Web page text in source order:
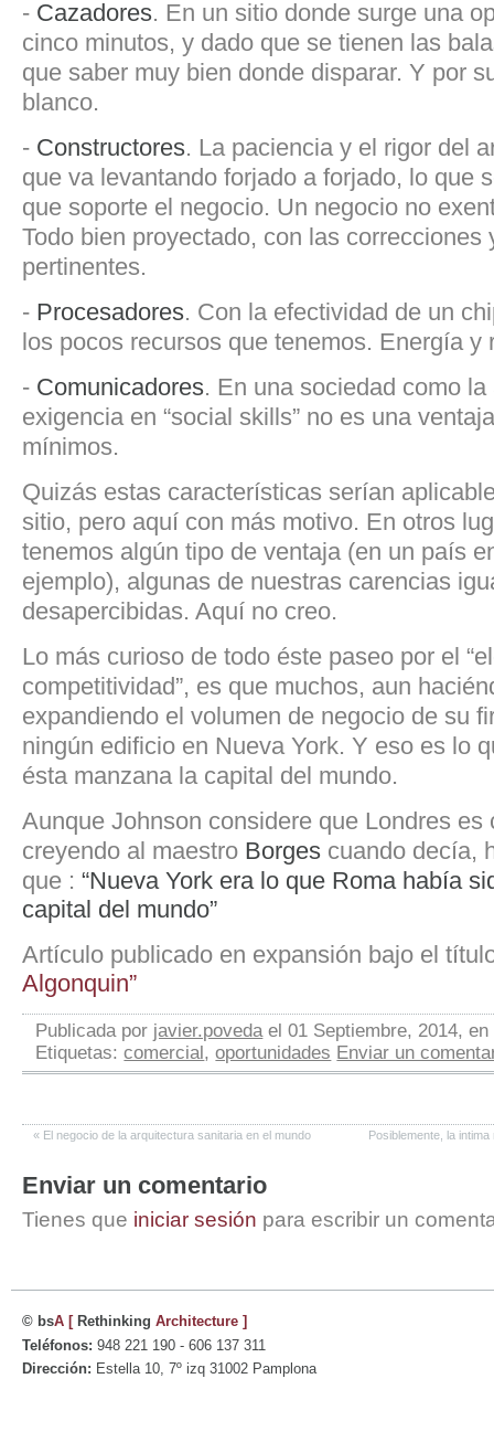
- Cazadores. En un sitio donde surge una
cinco minutos, y dado que se tienen las
que saber muy bien donde disparar. Y por
blanco.
- Constructores. La paciencia y el rigor del
que va levantando forjado a forjado, lo que
que soporte el negocio. Un negocio no
Todo bien proyectado, con las correcciones
pertinentes.
- Procesadores. Con la efectividad de un
los pocos recursos que tenemos. Energía y
- Comunicadores. En una sociedad como
exigencia en “social skills” no es una
mínimos.
Quizás estas características serían
sitio, pero aquí con más motivo. En otros
tenemos algún tipo de ventaja (en un país
ejemplo), algunas de nuestras carencias
desapercibidas. Aquí no creo.
Lo más curioso de todo éste paseo por el
competitividad”, es que muchos, aun
expandiendo el volumen de negocio de su
ningún edificio en Nueva York. Y eso es lo
ésta manzana la capital del mundo.
Aunque Johnson considere que Londres es
creyendo al maestro Borges cuando decía,
que : “Nueva York era lo que Roma había
capital del mundo”
Artículo publicado en expansión bajo el
Algonquin”
Publicada por javier.povedael 01 Septiembre, 2014, en
Etiquetas:comercial ,oportunidades Enviar un
« El negocio de la arquitectura sanitaria en el mundo Posiblemente, la
Enviar un comentario
Tienes que iniciar sesión para escribir un
© bsA [Rethinking Architecture ]
Teléfonos: 948 221 190 - 606 137 311
Dirección: Estella 10, 7º izq 31002 Pamplona